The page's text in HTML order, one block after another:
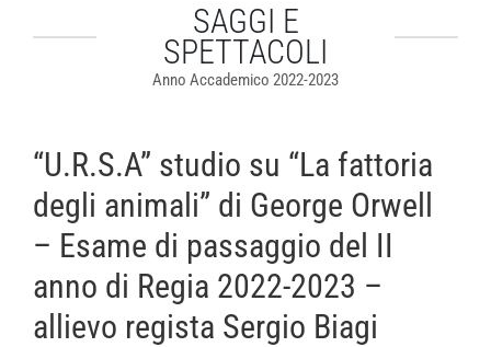
SAGGI E
SPETTACOLI
Anno Accademico 2022-2023
“U.R.S.A” studio su “La fattoria
degli animali” di George Orwell
– Esame di passaggio del II
anno di Regia 2022-2023 –
allievo regista Sergio Biagi